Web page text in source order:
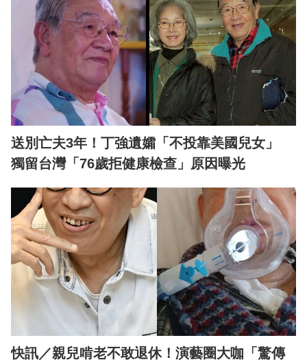
送別亡夫3年！丁強遺孀「不投靠美國兒女」
獨留台灣「76歲拒健康檢查」原因曝光
快訊／親兒啃老不敢退休！演藝圈大咖「驚傳